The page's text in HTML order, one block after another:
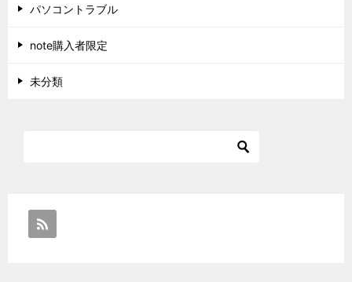
パソコントラブル
note購入者限定
未分類